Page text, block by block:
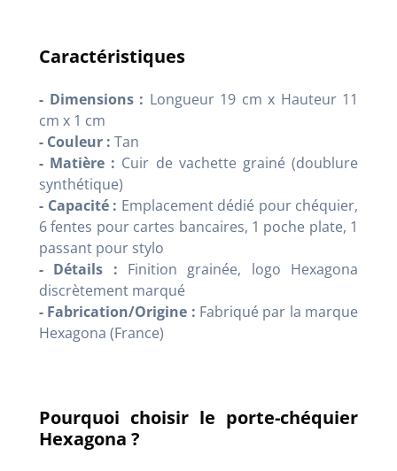
Caractéristiques
- Dimensions : Longueur 19 cm x Hauteur 11
cm x 1 cm
- Couleur : Tan
- Matière : Cuir de vachette grainé (doublure
synthétique)
- Capacité : Emplacement dédié pour chéquier,
6 fentes pour cartes bancaires, 1 poche plate, 1
passant pour stylo
- Détails : Finition grainée, logo Hexagona
discrètement marqué
- Fabrication/Origine : Fabriqué par la marque
Hexagona (France)
Pourquoi choisir le porte-chéquier
Hexagona ?